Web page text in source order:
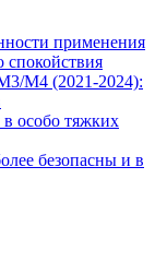
применения
спокойствия
M4 (2021-2024):
особо тяжких
безопасны и в